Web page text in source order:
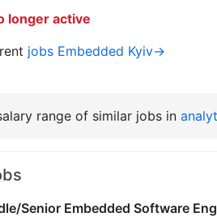
longer active
jobs Embedded Kyiv→
range of similar jobs in
Senior Embedded Software